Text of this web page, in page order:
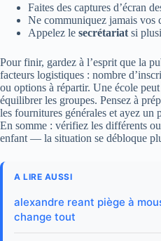
Faites des captures d’écran
Ne communiquez jamais vos
Appelez le secrétariat si
Pour finir, gardez à l’esprit que la
facteurs logistiques : nombre
ou options à répartir. Une école
équilibrer les groupes. Pensez à
les fournitures générales et ayez un
En somme : vérifiez les différents
enfant — la situation se débloque
A LIRE AUSSI
alexandre reant piège à
change tout